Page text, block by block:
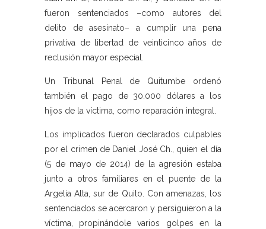
fueron sentenciados –como autores del
delito de asesinato– a cumplir una pena
privativa de libertad de veinticinco años de
reclusión mayor especial.
Un Tribunal Penal de Quitumbe ordenó
también el pago de 30.000 dólares a los
hijos de la víctima, como reparación integral.
Los implicados fueron declarados culpables
por el crimen de Daniel José Ch., quien el día
(5 de mayo de 2014) de la agresión estaba
junto a otros familiares en el puente de la
Argelia Alta, sur de Quito. Con amenazas, los
sentenciados se acercaron y persiguieron a la
víctima, propinándole varios golpes en la